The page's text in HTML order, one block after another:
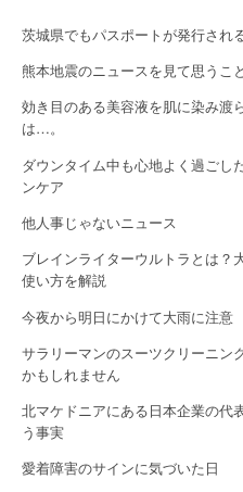
i
g
a
t
i
o
n
茨城県でもパスポートが発行され
熊本地震のニュースを見て思うこと
効き目のある美容液を肌に染み渡
は…。
ダウンタイム中も心地よく過ごし
ンケア
他人事じゃないニュース
ブレインライターウルトラとは？
使い方を解説
今夜から明日にかけて大雨に注意
サラリーマンのスーツクリーニン
かもしれません
北マケドニアにある日本企業の代
う事実
愛着障害のサインに気づいた日